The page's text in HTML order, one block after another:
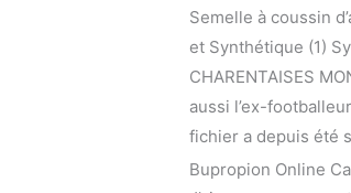
Semelle à coussin
et Synthétique (1)
CHARENTAISES
aussi l’ex-
fichier a depuis été
Bupropion Online